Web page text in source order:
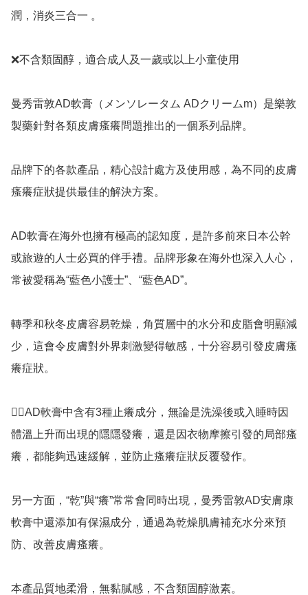
潤，消炎三合一 。
❌不含類固醇，適合成人及一歲或以上小童使用
曼秀雷敦AD軟膏（メンソレータム ADクリームm）是樂敦
製藥針對各類皮膚瘙癢問題推出的一個系列品牌。
品牌下的各款產品，精心設計處方及使用感，為不同的皮膚
瘙癢症狀提供最佳的解決方案。
AD軟膏在海外也擁有極高的認知度，是許多前來日本公幹
或旅遊的人士必買的伴手禮。品牌形象在海外也深入人心，
常被愛稱為“藍色小護士”、“藍色AD”。
轉季和秋冬皮膚容易乾燥，角質層中的水分和皮脂會明顯減
少，這會令皮膚對外界刺激變得敏感，十分容易引發皮膚瘙
癢症狀。
👉🏻AD軟膏中含有3種止癢成分，無論是洗澡後或入睡時因
體溫上升而出現的隱隱發癢，還是因衣物摩擦引發的局部瘙
癢，都能夠迅速緩解，並防止瘙癢症狀反覆發作。
另一方面，“乾”與“癢”常常會同時出現，曼秀雷敦AD安膚康
軟膏中還添加有保濕成分，通過為乾燥肌膚補充水分來預
防、改善皮膚瘙癢。
本產品質地柔滑，無黏膩感，不含類固醇激素。